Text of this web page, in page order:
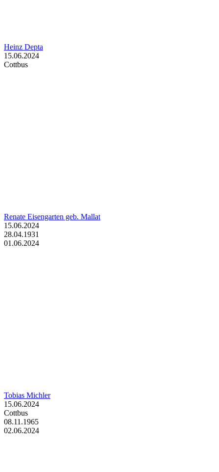
Heinz Depta
15.06.2024
Cottbus
Renate Eisengarten geb. Mallat
15.06.2024
28.04.1931
01.06.2024
Tobias Michler
15.06.2024
Cottbus
08.11.1965
02.06.2024